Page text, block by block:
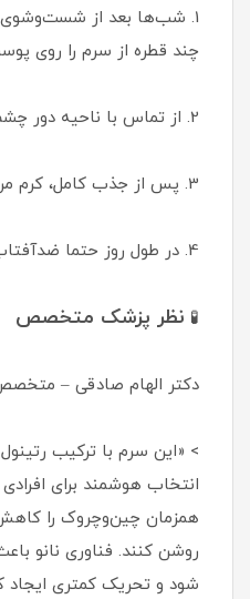
1. شب‌ها بعد از شست‌وشوی
چند قطره از سرم را روی
2. از تماس با ناحیه دور چشم خودداری کنید.
3. پس از جذب کامل، کرم مرطوب‌کننده استفاده کنید.
4. در طول روز حتما ضدآفتاب با SPF بالا بزنید.
🧪 نظر پزشک متخصص
دکتر الهام صادقی –
> «این سرم با ترکیب
انتخاب هوشمند برای
همزمان چین‌وچروک را
روشن کنند. فناوری نانو
شود و تحریک کمتری ایجاد